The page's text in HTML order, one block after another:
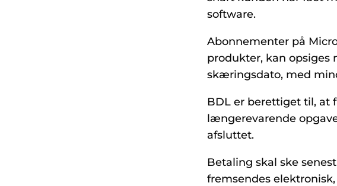
software.
Abonnementer på
produkter, kan opsiges
skæringsdato, med
BDL er berettiget til, at
længerevarende
afsluttet.
Betaling skal ske
fremsendes